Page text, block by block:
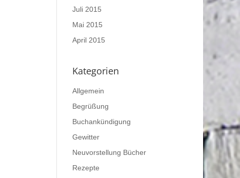
Juli 2015
Mai 2015
April 2015
Kategorien
Allgemein
Begrüßung
Buchankündigung
Gewitter
Neuvorstellung Bücher
Rezepte